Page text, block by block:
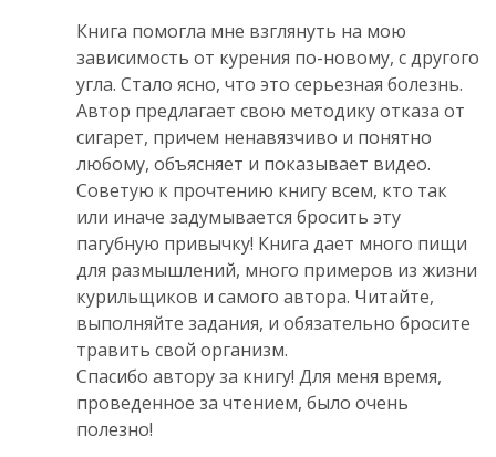
Книга помогла мне взглянуть на мою
зависимость от курения по-новому, с другого
угла. Стало ясно, что это серьезная болезнь.
Автор предлагает свою методику отказа от
сигарет, причем ненавязчиво и понятно
любому, объясняет и показывает видео.
Советую к прочтению книгу всем, кто так
или иначе задумывается бросить эту
пагубную привычку! Книга дает много пищи
для размышлений, много примеров из жизни
курильщиков и самого автора. Читайте,
выполняйте задания, и обязательно бросите
травить свой организм.
Спасибо автору за книгу! Для меня время,
проведенное за чтением, было очень
полезно!